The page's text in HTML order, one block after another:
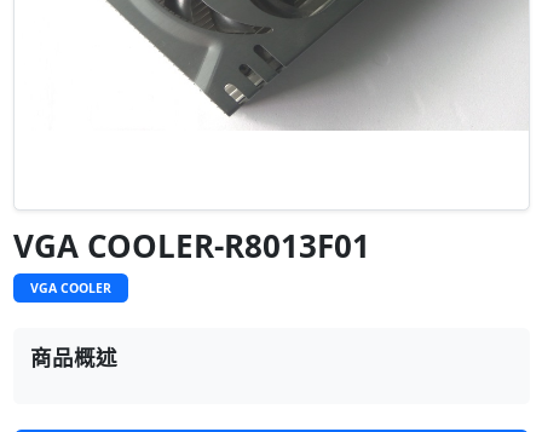
VGA COOLER-R8013F01
VGA COOLER
商品概述